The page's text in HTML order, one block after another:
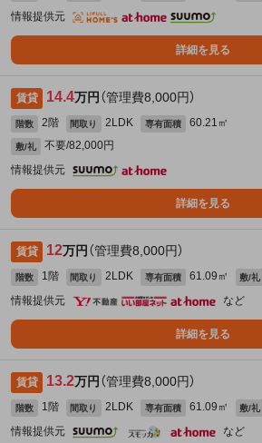
情報提供元
詳細を見る
賃貸 14.4万円 （管理費8,000円）
階数 2階 間取り 2LDK 専有面積 60.21㎡
敷/礼
不要/82,000円
情報提供元
詳細を見る
賃貸 12万円 （管理費8,000円）
階数 1階 間取り 2LDK 専有面積 61.09㎡ 敷/礼
情報提供元
など
詳細を見る
賃貸 13.2万円 （管理費8,000円）
階数 1階 間取り 2LDK 専有面積 61.09㎡ 敷/礼
情報提供元
など